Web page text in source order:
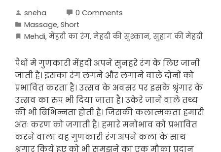
sneha
0 Comments
Massage, Short
Mehdi, मेहदी का रंग, मेहदी की सुश्कान, सुहाग की मेहदी
पैधों मे गुणकारी मेंहदी अपने सुनहरे रंग के लिए जानी
जाती है। इसका रंग लगने और लगाने वाले दोनों को
प्रभावित करता है। उत्सव के अवसर पर इसके श्रृंगार के
उत्सव का रुप भी दिया जाता है। उकेरे जाने वाले तथ्य
की भी बिभिन्नता होती है। जिसकी कलात्मकता हमारी
अंतः करण को जगाती है। हमारे मनोभाव को प्रभावित
करने वाला यह गुणकारी रंग अपने कला के साथ
श्रृगार किये हुए को भी समझने का एक मौका प्रदान